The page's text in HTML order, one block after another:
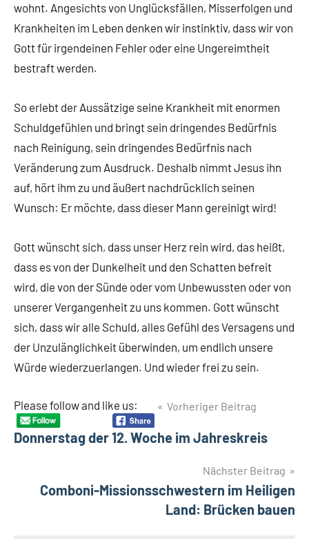
wohnt. Angesichts von Unglücksfällen, Misserfolgen und
Krankheiten im Leben denken wir instinktiv, dass wir von
Gott für irgendeinen Fehler oder eine Ungereimtheit
bestraft werden.
So erlebt der Aussätzige seine Krankheit mit enormen
Schuldgefühlen und bringt sein dringendes Bedürfnis
nach Reinigung, sein dringendes Bedürfnis nach
Veränderung zum Ausdruck. Deshalb nimmt Jesus ihn
auf, hört ihm zu und äußert nachdrücklich seinen
Wunsch: Er möchte, dass dieser Mann gereinigt wird!
Gott wünscht sich, dass unser Herz rein wird, das heißt,
dass es von der Dunkelheit und den Schatten befreit
wird, die von der Sünde oder vom Unbewussten oder von
unserer Vergangenheit zu uns kommen. Gott wünscht
sich, dass wir alle Schuld, alles Gefühl des Versagens und
der Unzulänglichkeit überwinden, um endlich unsere
Würde wiederzuerlangen. Und wieder frei zu sein.
Please follow and like us:
BeitragsnavigationVorheriger Beitrag
Donnerstag der 12. Woche im Jahreskreis
Nächster Beitrag
Comboni-Missionsschwestern im Heiligen
Land: Brücken bauen